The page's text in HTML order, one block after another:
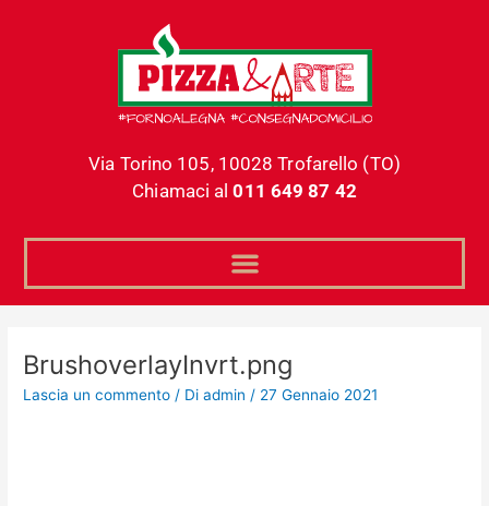
Via Torino 105, 10028 Trofarello (TO)
Chiamaci al 011 649 87 42
BrushoverlayInvrt.png
Lascia un commento / Diadmin/ 27 Gennaio 2021